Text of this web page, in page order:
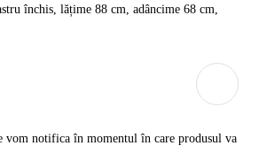
închis, lățime 88 cm, adâncime 68 cm,
vom notifica în momentul în care produsul va